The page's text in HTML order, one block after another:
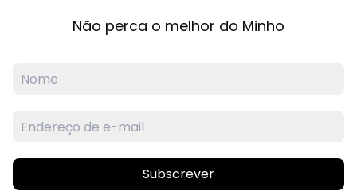
Não perca o melhor do Minho
Subscrever